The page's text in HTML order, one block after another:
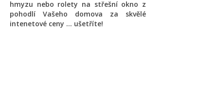
hmyzu nebo rolety na střešní okno z
pohodlí Vašeho domova za skvělé
intenetové ceny ... ušetříte!